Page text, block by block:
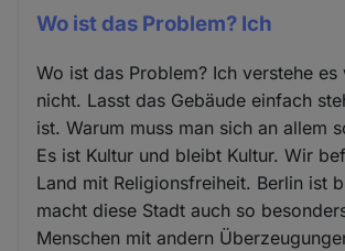
Wo ist das Problem? Ich
Wo ist das Problem? Ich verstehe
nicht. Lasst das Gebäude einfach
ist. Warum muss man sich an allem
Es ist Kultur und bleibt Kultur. Wir
Land mit Religionsfreiheit. Berlin ist
macht diese Stadt auch so
Menschen mit andern